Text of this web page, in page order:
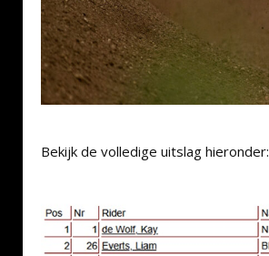
Bekijk de volledige uitslag hieronder: